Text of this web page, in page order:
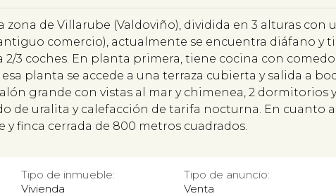
zona de Villarube (Valdoviño), dividida en 3 alturas
comercio), actualmente se encuentra diáfano y
2/3 coches. En planta primera, tiene cocina con
planta se accede a una terraza cubierta y salida a
grande con vistas al mar y chimenea, 2 dormitorios
de uralita y calefacción de tarifa nocturna. En cuanto
y finca cerrada de 800 metros cuadrados.
Tipo de inmueble:
Vivienda
Tipo de anuncio:
Venta